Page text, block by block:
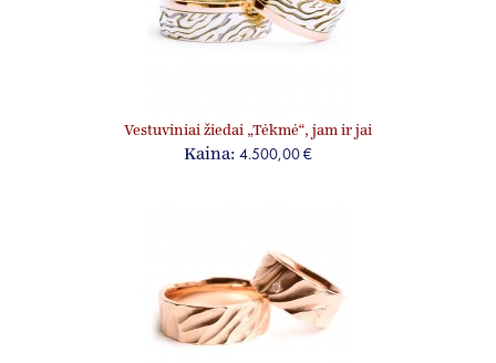
Vestuviniai žiedai „Tėkmė“, jam ir jai
Kaina: 4.500,00 €